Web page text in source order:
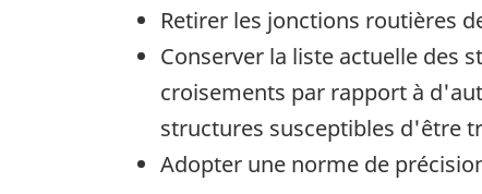
Retirer les jonctions routières
Conserver la liste actuelle des
croisements par rapport à
structures susceptibles d'être
Adopter une norme de